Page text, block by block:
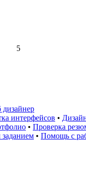
5
дизайнер
интерфейсов •
• Проверка
• Помощь с